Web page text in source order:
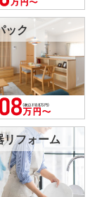
ック
リフォーム